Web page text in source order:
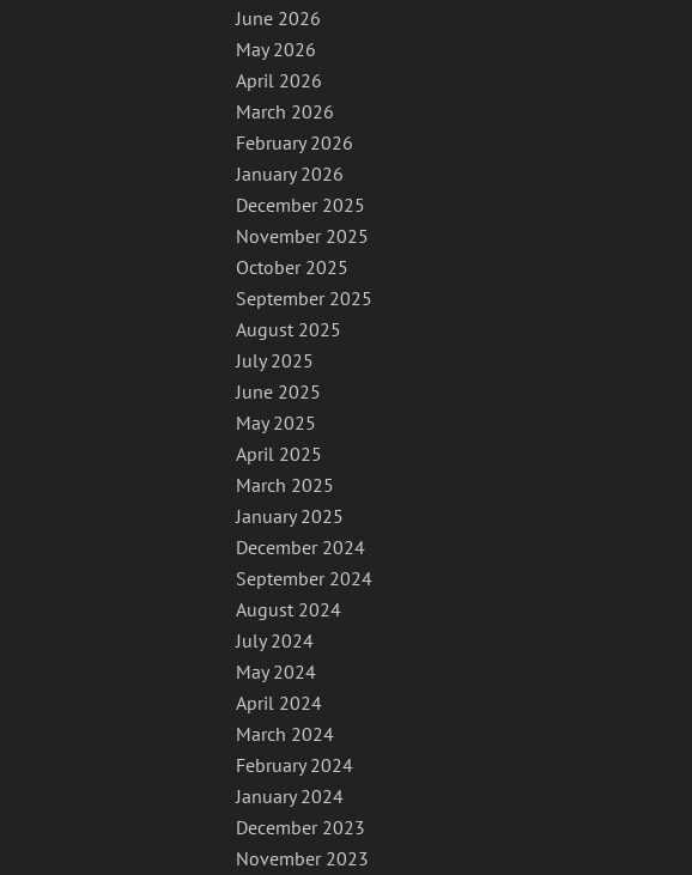
June 2026
May 2026
April 2026
March 2026
February 2026
January 2026
December 2025
November 2025
October 2025
September 2025
August 2025
July 2025
June 2025
May 2025
April 2025
March 2025
January 2025
December 2024
September 2024
August 2024
July 2024
May 2024
April 2024
March 2024
February 2024
January 2024
December 2023
November 2023